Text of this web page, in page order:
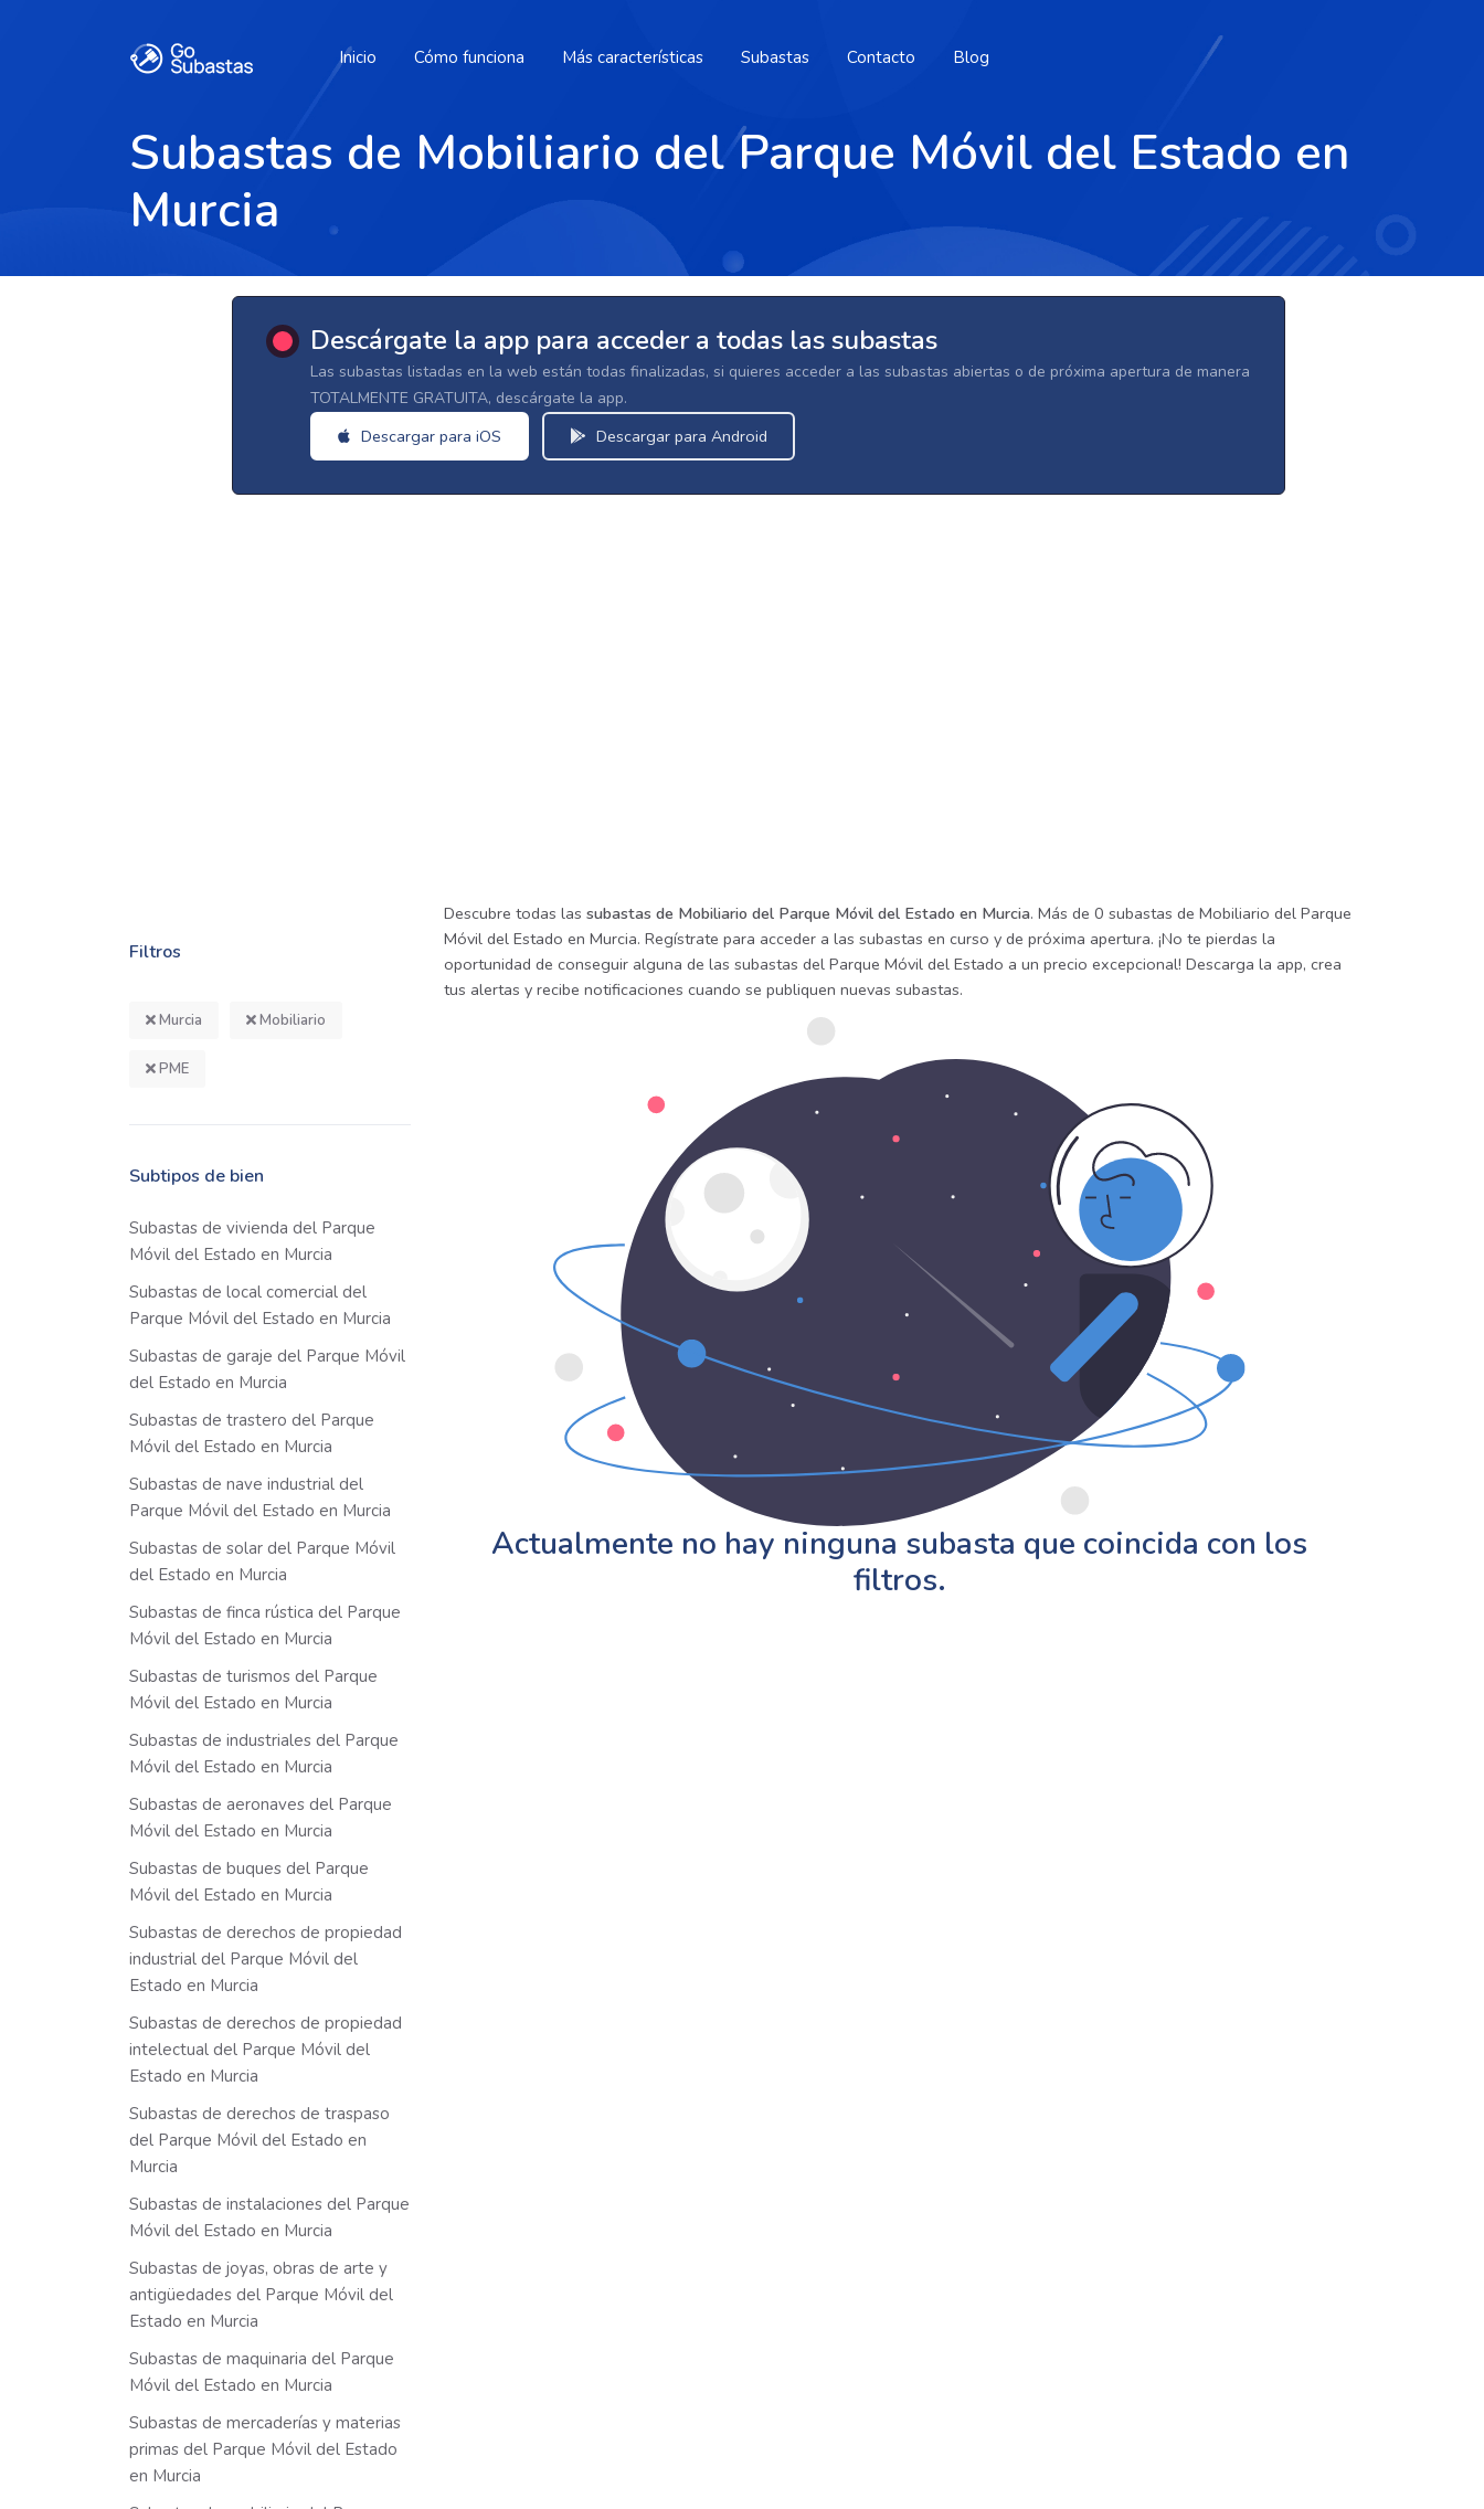
Inicio Cómo funciona Más características Subastas Contacto Blog
Subastas de Mobiliario del Parque Móvil del Estado en
Murcia
Descárgate la app para acceder a todas las subastas
Las subastas listadas en la web están todas finalizadas, si quieres acceder a las subastas abiertas o de próxima apertura de manera
TOTALMENTE GRATUITA, descárgate la app.
Descargar para iOS Descargar para Android
Filtros
Murcia Mobiliario
PME
Subtipos de bien
Subastas de vivienda del Parque
Móvil del Estado en Murcia
Subastas de local comercial del
Parque Móvil del Estado en Murcia
Subastas de garaje del Parque Móvil
del Estado en Murcia
Subastas de trastero del Parque
Móvil del Estado en Murcia
Subastas de nave industrial del
Parque Móvil del Estado en Murcia
Subastas de solar del Parque Móvil
del Estado en Murcia
Subastas de finca rústica del Parque
Móvil del Estado en Murcia
Subastas de turismos del Parque
Móvil del Estado en Murcia
Subastas de industriales del Parque
Móvil del Estado en Murcia
Subastas de aeronaves del Parque
Móvil del Estado en Murcia
Subastas de buques del Parque
Móvil del Estado en Murcia
Subastas de derechos de propiedad
industrial del Parque Móvil del
Estado en Murcia
Subastas de derechos de propiedad
intelectual del Parque Móvil del
Estado en Murcia
Subastas de derechos de traspaso
del Parque Móvil del Estado en
Murcia
Subastas de instalaciones del Parque
Móvil del Estado en Murcia
Subastas de joyas, obras de arte y
antigüedades del Parque Móvil del
Estado en Murcia
Subastas de maquinaria del Parque
Móvil del Estado en Murcia
Subastas de mercaderías y materias
primas del Parque Móvil del Estado
en Murcia
Descubre todas las subastas de Mobiliario del Parque Móvil del Estado en Murcia. Más de 0 subastas de Mobiliario del Parque
Móvil del Estado en Murcia. Regístrate para acceder a las subastas en curso y de próxima apertura. ¡No te pierdas la
oportunidad de conseguir alguna de las subastas del Parque Móvil del Estado a un precio excepcional! Descarga la app, crea
tus alertas y recibe notificaciones cuando se publiquen nuevas subastas.
Actualmente no hay ninguna subasta que coincida con los
filtros.